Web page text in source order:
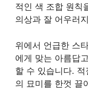
적인 색 조합 원칙
의상과 잘 어우러
위에서 언급한 스
에게 맞는 아름답
할 수 있습니다.
의 묘미를 한껏 끌